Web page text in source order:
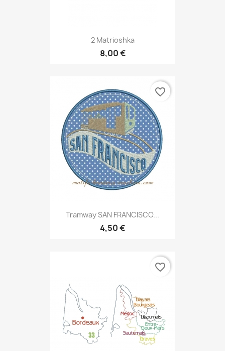
2 Matrioshka
8,00 €
Tramway SAN FRANCISCO...
4,50 €
favorite_border
favorite_border